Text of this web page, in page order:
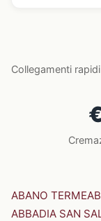
Collegamenti
ABANO TERME
ABBADIA SAN